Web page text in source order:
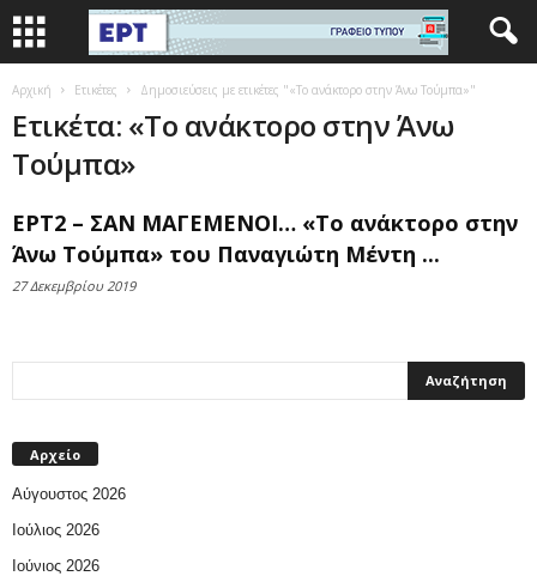
Αρχική Ετικέτες Δημοσιεύσεις με ετικέτες "«Το ανάκτορο στην Άνω Τούμπα»"
Ετικέτα: «Το ανάκτορο στην Άνω
Τούμπα»
ΕΡΤ2 – ΣΑΝ ΜΑΓΕΜΕΝΟΙ… «Το ανάκτορο στην
Άνω Τούμπα» του Παναγιώτη Μέντη ...
27 Δεκεμβρίου 2019
Αρχείο
Αύγουστος 2026
Ιούλιος 2026
Ιούνιος 2026